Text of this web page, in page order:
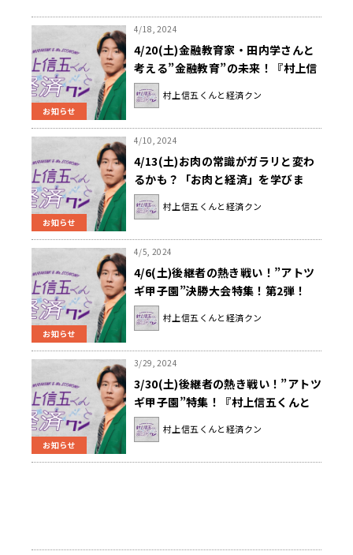
お知らせ
4/18, 2024
4/20(土)金融教育家・田内学さんと
考える”金融教育”の未来！『村上信
五くんと経済クン』
村上信五くんと経済クン
お知らせ
4/10, 2024
4/13(土)お肉の常識がガラリと変わ
るかも？「お肉と経済」を学びま
す！『村上信五くんと経済クン』
村上信五くんと経済クン
お知らせ
4/5, 2024
4/6(土)後継者の熱き戦い！”アトツ
ギ甲子園”決勝大会特集！第2弾！
『村上信五くんと経済クン』
村上信五くんと経済クン
お知らせ
3/29, 2024
3/30(土)後継者の熱き戦い！”アトツ
ギ甲子園”特集！『村上信五くんと
経済クン』
村上信五くんと経済クン